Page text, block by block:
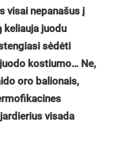
visai nepanašus į
keliauja juodu
sėdėti
kostiumo… Ne,
oro balionais,
visada